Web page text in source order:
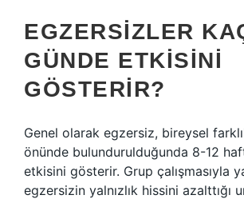
EGZERSIZLER
GÜNDE ETKISINI
GÖSTERIR?
Genel olarak egzersiz, bireysel
önünde bulundurulduğunda 8-12
etkisini gösterir. Grup çalışmasıyla
egzersizin yalnızlık hissini azalttığı